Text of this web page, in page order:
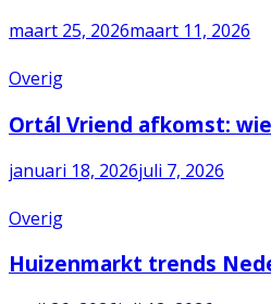
maart 25, 2026maart 11, 2026
Overig
Ortál Vriend afkomst:
januari 18, 2026juli 7, 2026
Overig
Huizenmarkt trends